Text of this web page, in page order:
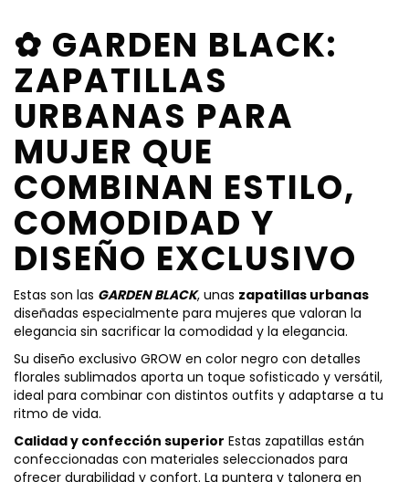
✿ GARDEN BLACK:
ZAPATILLAS
URBANAS PARA
MUJER QUE
COMBINAN ESTILO,
COMODIDAD Y
DISEÑO EXCLUSIVO
Estas son las GARDEN BLACK, unas zapatillas urbanas
diseñadas especialmente para mujeres que valoran la
elegancia sin sacrificar la comodidad y la elegancia.
Su diseño exclusivo GROW en color negro con detalles
florales sublimados aporta un toque sofisticado y versátil,
ideal para combinar con distintos outfits y adaptarse a tu
ritmo de vida.
Calidad y confección superior Estas zapatillas están
confeccionadas con materiales seleccionados para
ofrecer durabilidad y confort. La puntera y talonera en